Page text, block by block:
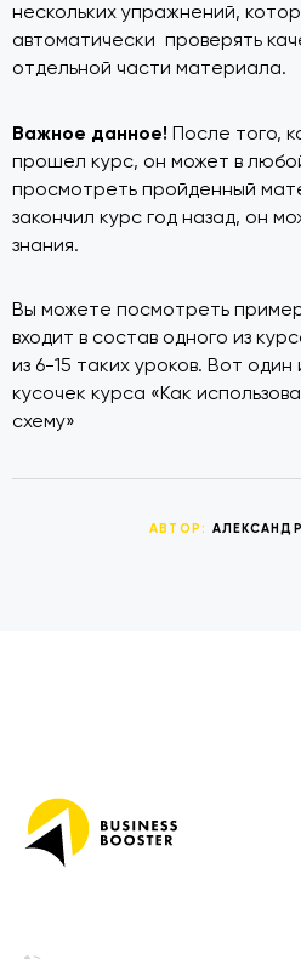
нескольких упражнений,
автоматически проверять
отдельной части материала.
Важное данное! После того,
прошел курс, он может в
просмотреть пройденный
закончил курс год назад, он
знания.
Вы можете посмотреть
входит в состав одного из
из 6-15 таких уроков. Вот
кусочек курса «Как
схему»
АВТОР: